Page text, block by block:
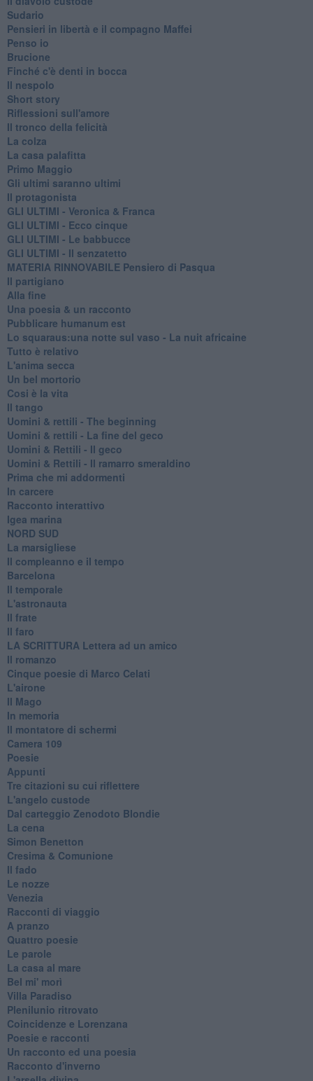
Sudario
Pensieri in libertà e il compagno Maffei
Penso io
Brucione
Finché c'è denti in bocca
Il nespolo
Short story
Riflessioni sull'amore
Il tronco della felicità
La colza
La casa palafitta
Primo Maggio
Gli ultimi saranno ultimi
Il protagonista
GLI ULTIMI - Veronica & Franca
GLI ULTIMI - Ecco cinque
GLI ULTIMI - Le babbucce
GLI ULTIMI - Il senzatetto
MATERIA RINNOVABILE Pensiero di Pasqua
Il partigiano
Alla fine
Una poesia & un racconto
Pubblicare humanum est
Lo squaraus:una notte sul vaso - La nuit africaine
Tutto è relativo
L'anima secca
Un bel mortorio
Cosi è la vita
Il tango
​Uomini & rettili - The beginning
​Uomini & rettili - La fine del geco
Uomini & Rettili - Il geco
Uomini & Rettili - Il ramarro smeraldino
Prima che mi addormenti
In carcere
Racconto interattivo
Igea marina
​NORD SUD
La marsigliese
Il compleanno e il tempo
Barcelona
Il temporale
L'astronauta
Il frate
Il faro
​LA SCRITTURA Lettera ad un amico
Il romanzo
Cinque poesie di Marco Celati
L'airone
Il Mago
In memoria
Il montatore di schermi
Camera 109
Poesie
Appunti
Tre citazioni su cui riflettere
L'angelo custode
Dal carteggio Zenodoto Blondie
La cena
Simon Benetton
Cresima & Comunione
Il fado
Le nozze
Venezia
Racconti di viaggio
A pranzo
Quattro poesie
Le parole
La casa al mare
Bel mi' morì
Villa Paradiso
Plenilunio ritrovato
Coincidenze e Lorenzana
Poesie e racconti
Un racconto ed una poesia
Racconto d'inverno